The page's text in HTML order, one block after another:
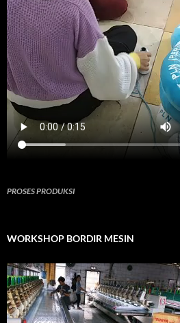
PROSES PRODUKSI
WORKSHOP BORDIR MESIN